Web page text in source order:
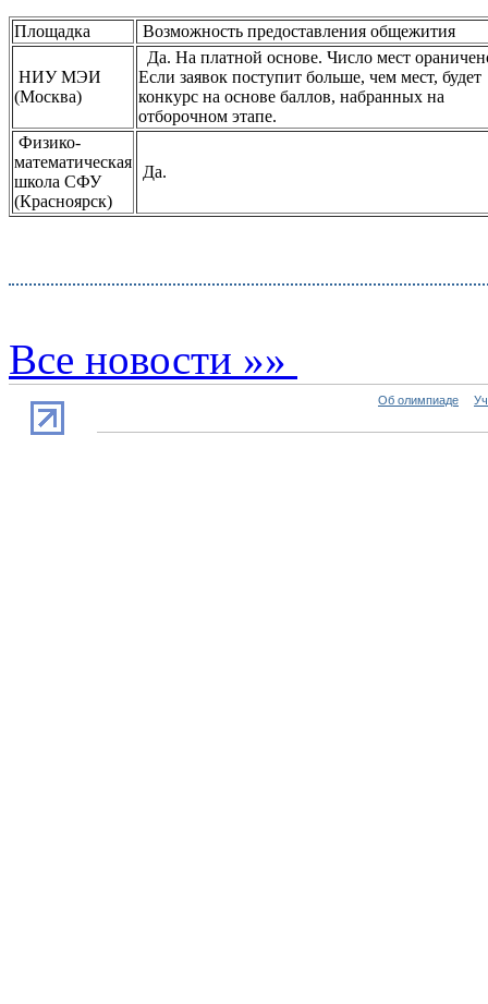
Площадка Возможность предоставления общежития
НИУ МЭИ
(Москва)
Да. На платной основе. Число мест
Если заявок поступит больше, чем мест, будет
конкурс на основе баллов, набранных на
отборочном этапе.
Физико-
математическая
школа СФУ
(Красноярск)
Да.
Все новости »»
Об олимпиаде